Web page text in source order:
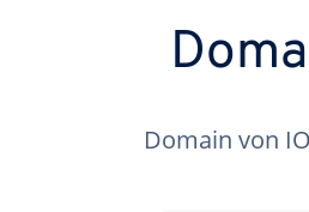
Domain von